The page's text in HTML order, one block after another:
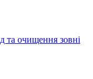
та очищення зовні